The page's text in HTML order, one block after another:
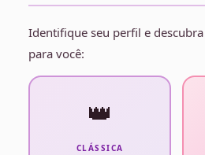
Identifique seu perfil e
para você:
👑
CLÁSSICA